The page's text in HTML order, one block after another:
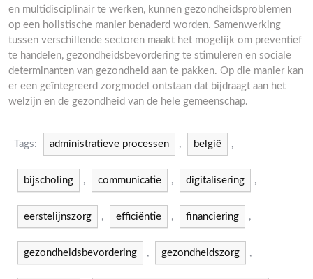
en multidisciplinair te werken, kunnen gezondheidsproblemen
op een holistische manier benaderd worden. Samenwerking
tussen verschillende sectoren maakt het mogelijk om preventief
te handelen, gezondheidsbevordering te stimuleren en sociale
determinanten van gezondheid aan te pakken. Op die manier kan
er een geïntegreerd zorgmodel ontstaan dat bijdraagt aan het
welzijn en de gezondheid van de hele gemeenschap.
Tags: administratieve processen , belgië ,
bijscholing , communicatie , digitalisering ,
eerstelijnszorg , efficiëntie , financiering ,
gezondheidsbevordering , gezondheidszorg ,